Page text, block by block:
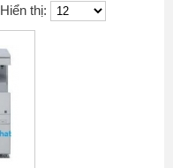
Hiển thị: